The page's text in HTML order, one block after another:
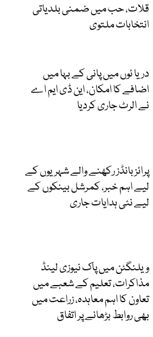
قلات، حب میں ضمنی بلدیاتی
انتخابات ملتوی
دریا ئوں میں پانی کے بہا میں
اضافے کا امکان، این ڈی ایم اے
نے الرٹ جاری کردیا
پرائز بانڈز رکھنے والے شہریوں کے
لیے اہم خبر، کمرشل بینکوں کے
لیے نئی ہدایات جاری
ویلنگٹن میں پاک نیوزی لینڈ
مذاکرات، تعلیم کے شعبے میں
تعاون کا اہم معاہدہ، زراعت میں
بھی روابط بڑھانے پر اتفاق